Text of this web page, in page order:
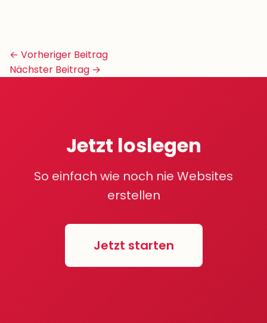
Beitrags-
Navigation
← Vorheriger Beitrag
Nächster Beitrag →
Jetzt loslegen
So einfach wie noch nie Websites
erstellen
Jetzt starten